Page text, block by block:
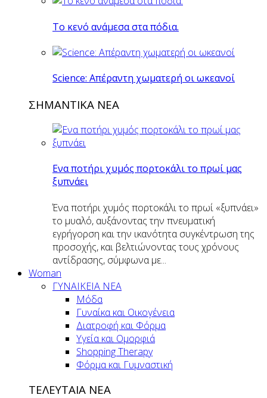
Το κενό ανάμεσα στα πόδια.
Science: Απέραντη χωματερή οι ωκεανοί
ΣΗΜΑΝΤΙΚΑ ΝΕΑ
Eνα ποτήρι χυμός πορτοκάλι το πρωί μας
ξυπνάει
Ένα ποτήρι χυμός πορτοκάλι το πρωί «ξυπνάει»
το μυαλό, αυξάνοντας την πνευματική
εγρήγορση και την ικανότητα συγκέντρωση της
προσοχής, και βελτιώνοντας τους χρόνους
αντίδρασης, σύμφωνα με...
Woman
ΓΥΝΑΙΚΕΙΑ ΝΕΑ
Μόδα
Γυναίκα και Οικογένεια
Διατροφή και Φόρμα
Υγεία και Ομορφιά
Shopping Therapy
Φόρμα και Γυμναστική
ΤΕΛΕΥΤΑΙΑ ΝΕΑ